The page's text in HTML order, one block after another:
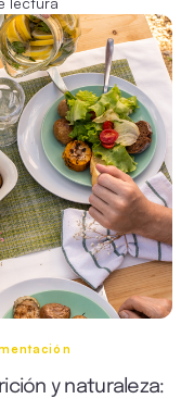
y naturaleza: